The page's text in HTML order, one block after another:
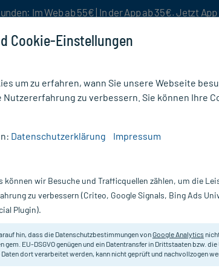
Im Web ab 55€ | In der App ab 35€. Jetzt
Nur für kurze Zeit:Gratis-Versand* ab 19€
Bräune,
medipharma
Spendet
kaltgepresstem
Cookie-Einstellungen
um zu erfahren, wann Sie unsere Webseite
Nutzererfahrung zu verbessern. Sie können Ihre
Datenschutzerklärung Impressum
können wir Besuche und Trafficquellen zählen, um die
zu verbessern (Criteo, Google Signals, Bing Ads
Plugin).
hin, dass die Datenschutzbestimmungen vonGoogle Analytics
gem. EU-DSGVO genügen und ein Datentransfer in Drittstaaten bzw.
Daten dort verarbeitet werden, kann nicht geprüft und nachvollzogen